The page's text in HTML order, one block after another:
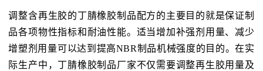
调整含再生胶的丁腈橡胶制品配方的主要目的就是保证制
品各项物性指标和耐油性能。适当增加补强剂用量、减少
增塑剂用量可以达到提高NBR制品机械强度的目的。在实
际生产中，丁腈橡胶制品厂家不仅需要调整再生胶用量及